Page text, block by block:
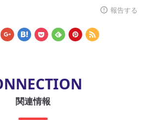
報告する
関連情報